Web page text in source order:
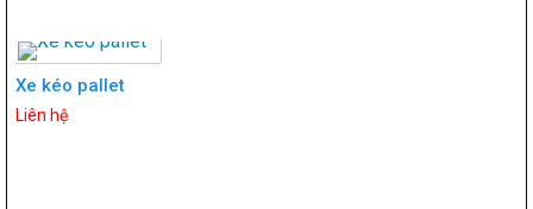
Xe kéo pallet
Liên hệ